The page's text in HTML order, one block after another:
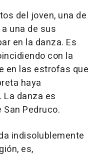
del joven, una de
una de sus
en la danza. Es
con la
en las estrofas que
haya
La danza es
Pedruco.
indisolublemente
es,